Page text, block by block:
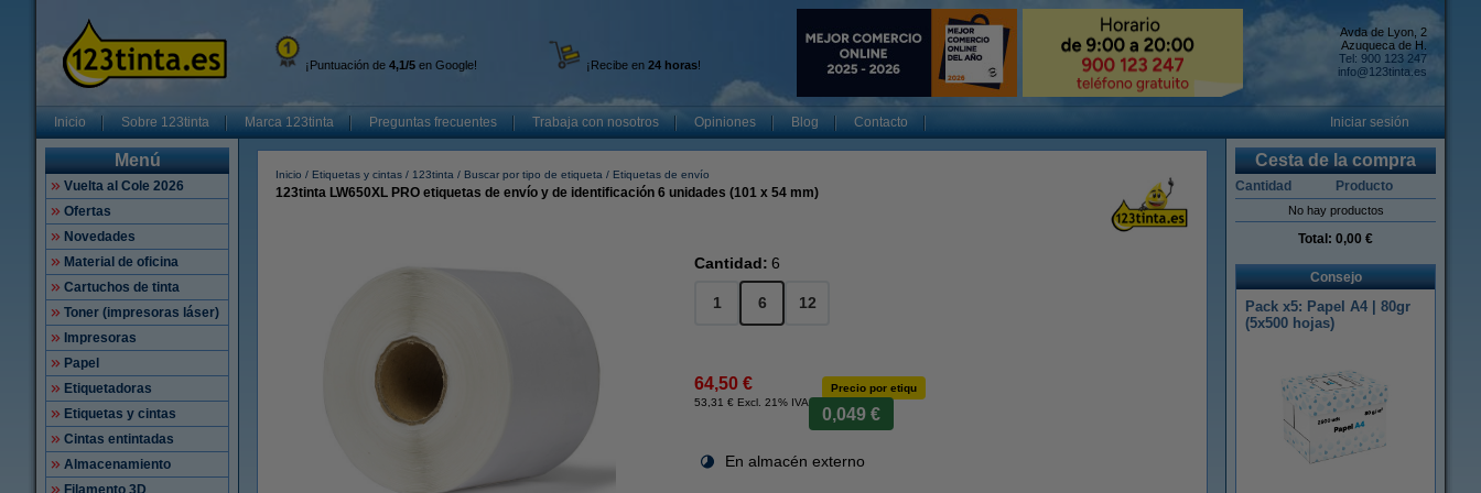
¡Puntuación de 4,1/5 en Google! ¡Recibe en 24 horas!
Avda de Lyon, 2
Azuqueca de H.
Tel: 900 123 247
info@123tinta.es
Inicio Sobre 123tinta Marca 123tinta Preguntas frecuentes Trabaja con nosotros Opiniones Blog Contacto Iniciar sesión
Menú
Vuelta al Cole 2026
Ofertas
Novedades
Material de oficina
Cartuchos de tinta
Toner (impresoras láser)
Impresoras
Papel
Etiquetadoras
Etiquetas y cintas
Cintas entintadas
Almacenamiento
Filamento 3D
Inicio Etiquetas y cintas 123tinta Buscar por tipo de etiqueta Etiquetas de envío
123tinta LW650XL PRO etiquetas de envío y de identificación 6 unidades (101 x 54 mm)
Cantidad: 6
1 6 12
64,50 €
53,31 € Excl. 21% IVA
Precio por etiqu
0,049 €
En almacén externo
Cesta de la compra
Cantidad Producto
No hay productos
Total: 0,00 €
Consejo
Pack x5: Papel A4 | 80gr
(5x500 hojas)